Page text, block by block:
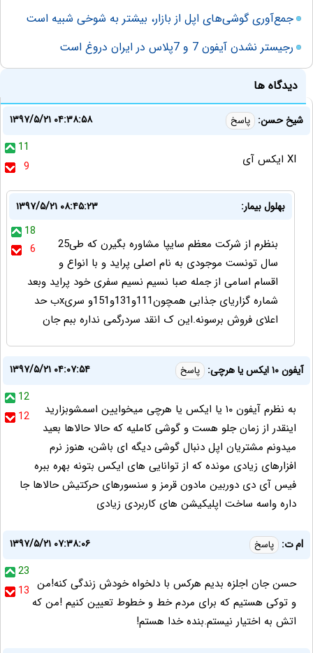
جمع‌آوری گوشی‌های اپل از بازار، بیشتر به شوخی شبیه است
رجیستر نشدن آیفون 7 و 7پلاس در ایران دروغ است
دیدگاه ها
شیخ حسن: پاسخ
۱۳۹۷/۵/۲۱ ۰۴:۳۸:۵۸
11
9
XI ایکس آی
بهلول بیمار:
۱۳۹۷/۵/۲۱ ۰۸:۴۵:۲۳
18
6
بنظرم از شرکت معظم سایپا مشاوره بگیرن که طی25
سال تونست موجودی به نام اصلی پراید و با انواع و
اقسام اسامی از جمله صبا نسیم نسیم سفری خود پراید وبعد
شماره گزاریای جذابی همچون111و131و151و سریxب حد
اعلای فروش برسونه.این ک انقد سردرگمی نداره ببم جان
آیفون ۱۰ ایکس یا هرچی: پاسخ
۱۳۹۷/۵/۲۱ ۰۴:۰۷:۵۴
12
12
به نظرم آیفون ۱۰ یا ایکس یا هرچی میخوایین اسمشو‌بزارید
اینقدر از زمان جلو هست و گوشی کاملیه که حالا حالاها بعید
میدونم مشتریان اپل دنبال گوشی دیگه ای باشن، هنوز نرم
افزارهای زیادی مونده که از توانایی های ایکس بتونه بهره ببره
فیس آی دی دوربین مادون قرمز و سنسورهای حرکتیش حالاها جا
داره واسه ساخت اپلیکیشن های کاربردی زیادی
lم ت: پاسخ
۱۳۹۷/۵/۲۱ ۰۷:۳۸:۰۶
23
13 حسن جان اجلزه بدیم هرکس با دلخواه خودش زندگی کنه!من
و توکی هستیم که برای مردم خط و خطوط تعیین کنیم !من که
اتش به اختیار نیستم.بنده خدا هستم!